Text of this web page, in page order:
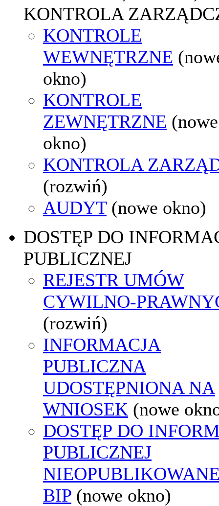
KONTROLA
KONTROLE
WEWNĘTRZNE
okno)
KONTROLE
ZEWNĘTRZNE (nowe
okno)
KONTROLA
(rozwiń)
AUDYT (nowe okno)
DOSTĘP DO
PUBLICZNEJ
REJESTR UMÓW
CYWILNO-
(rozwiń)
INFORMACJA
PUBLICZNA
UDOSTĘPNIONA NA
WNIOSEK (nowe
DOSTĘP DO
PUBLICZNEJ
BIP (nowe okno)